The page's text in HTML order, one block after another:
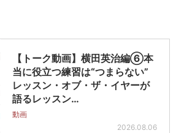
【トーク動画】横田英治編⑥本
当に役立つ練習は“つまらない”
レッスン・オブ・ザ・イヤーが
語るレッスン…
動画
2026.08.06